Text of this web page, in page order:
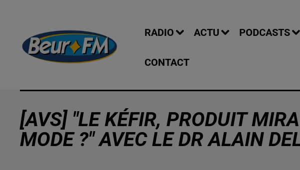
RADIO ACTU PODCASTS
CONTACT
[AVS] "LE KÉFIR, PRODUIT
MODE ?" AVEC LE DR ALAIN